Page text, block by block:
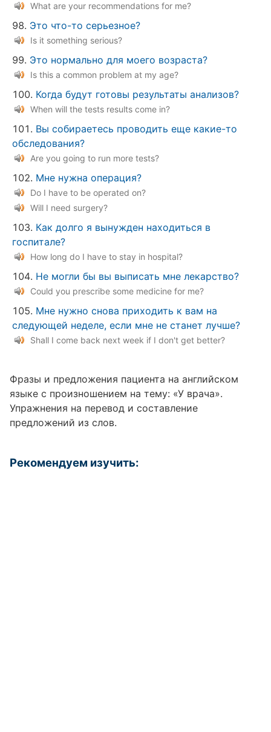
What are your recommendations for me?
Это что-то серьезное?
Is it something serious?
Это нормально для моего возраста?
Is this a common problem at my age?
Когда будут готовы результаты анализов?
When will the tests results come in?
Вы собираетесь проводить еще какие-то
обследования?
Are you going to run more tests?
Мне нужна операция?
Do I have to be operated on?
Will I need surgery?
Как долго я вынужден находиться в
госпитале?
How long do I have to stay in hospital?
Не могли бы вы выписать мне лекарство?
Could you prescribe some medicine for me?
Мне нужно снова приходить к вам на
следующей неделе, если мне не станет лучше?
Shall I come back next week if I don't get better?
Фразы и предложения пациента на английском
языке с произношением на тему: «У врача».
Упражнения на перевод и составление
предложений из слов.
Рекомендуем изучить: